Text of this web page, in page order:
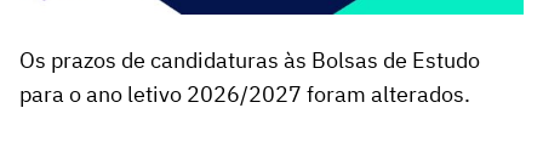
Os prazos de candidaturas às Bolsas de Estudo
para o ano letivo 2026/2027 foram alterados.